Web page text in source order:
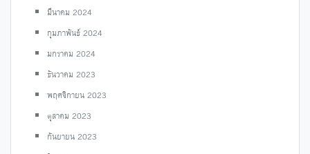
มีนาคม 2024
กุมภาพันธ์ 2024
มกราคม 2024
ธันวาคม 2023
พฤศจิกายน 2023
ตุลาคม 2023
กันยายน 2023